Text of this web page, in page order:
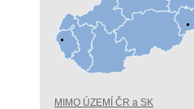
MIMO ÚZEMÍ ČR a SK